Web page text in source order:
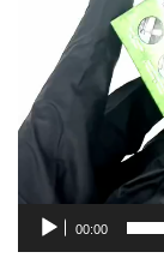
00:00